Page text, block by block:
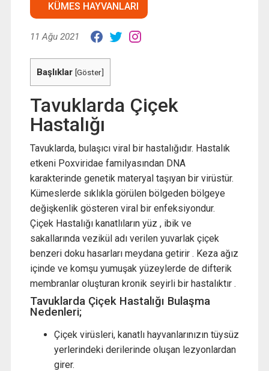
KÜMES HAYVANLARI
11 Ağu 2021
Başlıklar [Göster]
Tavuklarda Çiçek
Hastalığı
Tavuklarda, bulaşıcı viral bir hastalığıdır. Hastalık
etkeni Poxviridae familyasından DNA
karakterinde genetik materyal taşıyan bir virüstür.
Kümeslerde sıklıkla görülen bölgeden bölgeye
değişkenlik gösteren viral bir enfeksiyondur.
Çiçek Hastalığı kanatlıların yüz , ibik ve
sakallarında vezikül adı verilen yuvarlak çiçek
benzeri doku hasarları meydana getirir . Keza ağız
içinde ve komşu yumuşak yüzeylerde de difterik
membranlar oluşturan kronik seyirli bir hastalıktır .
Tavuklarda Çiçek Hastalığı Bulaşma
Nedenleri;
Çiçek virüsleri, kanatlı hayvanlarınızın tüysüz
yerlerindeki derilerinde oluşan lezyonlardan
girer.